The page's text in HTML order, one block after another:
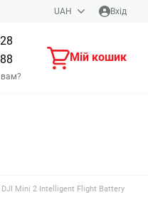
UAH Вхід
Мій кошик
DJI Mini 2 Intelligent Flight Battery